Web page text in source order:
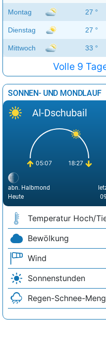
Montag 27 °
Dienstag 27 °
Mittwoch 33 °
Volle 9
SONNEN- UND MONDLAUF
Al-Dschubail
05:07 18:27
abn. Halbmond
Heute
Temperatur Hoch/
Bewölkung
Wind
Sonnenstunden
Regen-Schnee-